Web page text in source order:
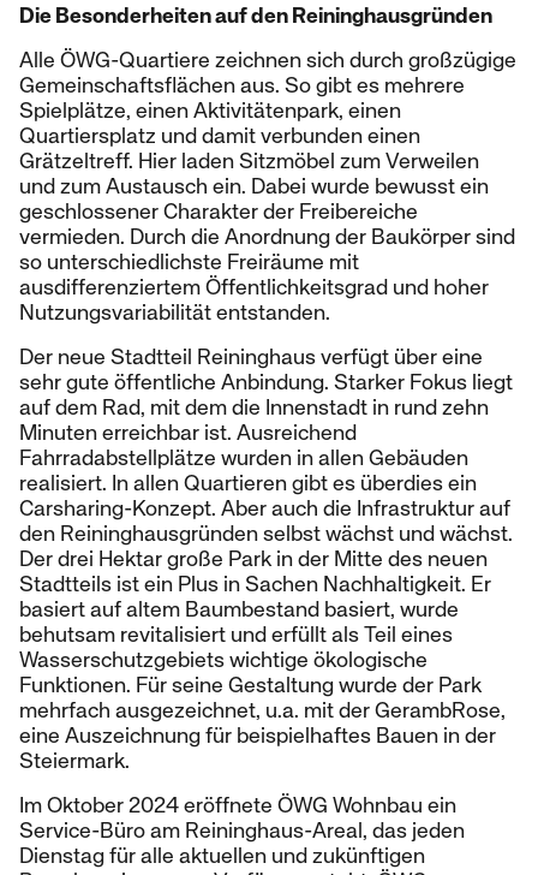
Die Besonderheiten auf den Reininghausgründen
Alle ÖWG-Quartiere zeichnen sich durch großzügige
Gemeinschaftsflächen aus. So gibt es mehrere
Spielplätze, einen Aktivitätenpark, einen
Quartiersplatz und damit verbunden einen
Grätzeltreff. Hier laden Sitzmöbel zum Verweilen
und zum Austausch ein. Dabei wurde bewusst ein
geschlossener Charakter der Freibereiche
vermieden. Durch die Anordnung der Baukörper sind
so unterschiedlichste Freiräume mit
ausdifferenziertem Öffentlichkeitsgrad und hoher
Nutzungsvariabilität entstanden.
Der neue Stadtteil Reininghaus verfügt über eine
sehr gute öffentliche Anbindung. Starker Fokus liegt
auf dem Rad, mit dem die Innenstadt in rund zehn
Minuten erreichbar ist. Ausreichend
Fahrradabstellplätze wurden in allen Gebäuden
realisiert. In allen Quartieren gibt es überdies ein
Carsharing-Konzept. Aber auch die Infrastruktur auf
den Reininghausgründen selbst wächst und wächst.
Der drei Hektar große Park in der Mitte des neuen
Stadtteils ist ein Plus in Sachen Nachhaltigkeit. Er
basiert auf altem Baumbestand basiert, wurde
behutsam revitalisiert und erfüllt als Teil eines
Wasserschutzgebiets wichtige ökologische
Funktionen. Für seine Gestaltung wurde der Park
mehrfach ausgezeichnet, u.a. mit der GerambRose,
eine Auszeichnung für beispielhaftes Bauen in der
Steiermark.
Im Oktober 2024 eröffnete ÖWG Wohnbau ein
Service-Büro am Reininghaus-Areal, das jeden
Dienstag für alle aktuellen und zukünftigen